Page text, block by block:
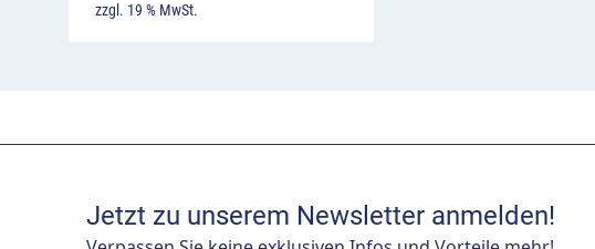
zzgl. 19 % MwSt.
Jetzt zu unserem Newsletter anmelden!